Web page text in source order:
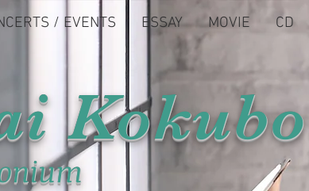
/ EVENTS ESSAY MOVIE CD
Kokubo